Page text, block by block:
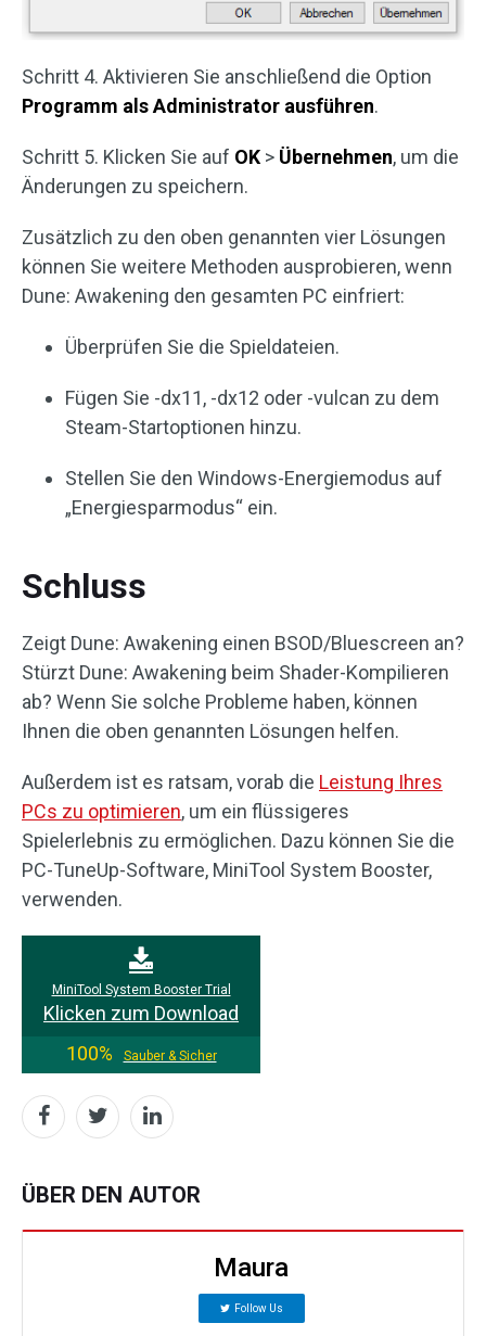
Schritt 4. Aktivieren Sie anschließend die Option
Programm als Administrator ausführen.
Schritt 5. Klicken Sie auf OK > Übernehmen, um die
Änderungen zu speichern.
Zusätzlich zu den oben genannten vier Lösungen
können Sie weitere Methoden ausprobieren, wenn
Dune: Awakening den gesamten PC einfriert:
Überprüfen Sie die Spieldateien.
Fügen Sie -dx11, -dx12 oder -vulcan zu dem
Steam-Startoptionen hinzu.
Stellen Sie den Windows-Energiemodus auf
„Energiesparmodus“ ein.
Schluss
Zeigt Dune: Awakening einen BSOD/Bluescreen an?
Stürzt Dune: Awakening beim Shader-Kompilieren
ab? Wenn Sie solche Probleme haben, können
Ihnen die oben genannten Lösungen helfen.
Außerdem ist es ratsam, vorab die Leistung Ihres
PCs zu optimieren, um ein flüssigeres
Spielerlebnis zu ermöglichen. Dazu können Sie die
PC-TuneUp-Software, MiniTool System Booster,
verwenden.
MiniTool System Booster Trial
Klicken zum Download
100%
Sauber & Sicher
ÜBER DEN AUTOR
Maura
Follow Us